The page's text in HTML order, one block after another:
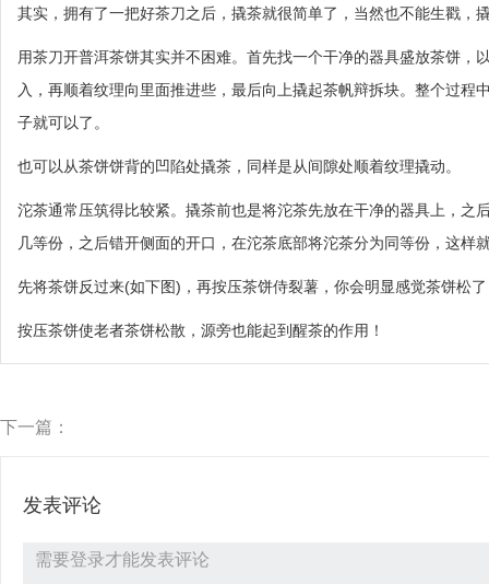
其实，拥有了一把好茶刀之后，撬茶就很简单了，当然也不能生戳，
用茶刀开普洱茶饼其实并不困难。首先找一个干净的器具盛放茶饼
入，再顺着纹理向里面推进些，最后向上撬起茶帆辩拆块。整个过
子就可以了。
也可以从茶饼饼背的凹陷处撬茶，同样是从间隙处顺着纹理撬动。
沱茶通常压筑得比较紧。撬茶前也是将沱茶先放在干净的器具上，
几等份，之后错开侧面的开口，在沱茶底部将沱茶分为同等份，这
先将茶饼反过来(如下图)，再按压茶饼侍裂薯，你会明显感觉茶饼松
按压茶饼使老者茶饼松散，源旁也能起到醒茶的作用！
下一篇：
发表评论